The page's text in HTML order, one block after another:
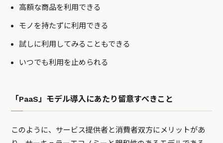
高額な商品を利用できる
モノを持たずに利用できる
試しに利用してみることもできる
いつでも利用を止められる
「PaaS」モデル導入にあたり留意すべきこと
このように、サービス提供者と消費者双方にメリットがあ